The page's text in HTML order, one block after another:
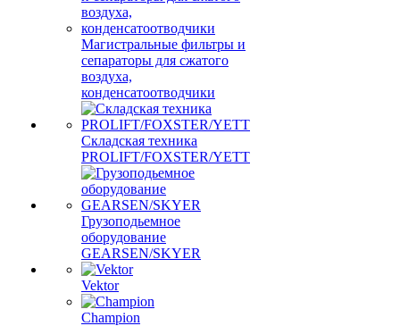
Магистральные фильтры и
сепараторы для сжатого
воздуха,
конденсатоотводчики
Складская техника
PROLIFT/FOXSTER/YETT
Грузоподьемное
оборудование
GEARSEN/SKYER
Vektor
Champion